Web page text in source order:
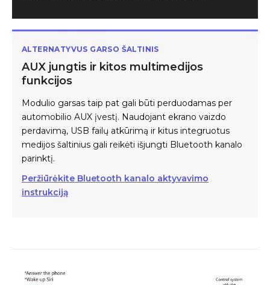
ALTERNATYVUS GARSO ŠALTINIS
AUX jungtis ir kitos multimedijos
funkcijos
Modulio garsas taip pat gali būti perduodamas per
automobilio AUX įvestį. Naudojant ekrano vaizdo
perdavimą, USB failų atkūrimą ir kitus integruotus
medijos šaltinius gali reikėti išjungti Bluetooth kanalo
parinktį.
Peržiūrėkite Bluetooth kanalo aktyvavimo
instrukciją